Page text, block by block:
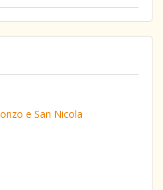
e San Nicola